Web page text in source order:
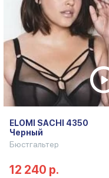
ELOMI SACHI 4350
Черный
Бюстгальтер
12 240 р.